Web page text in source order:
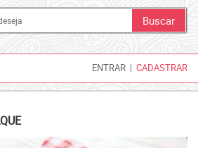
ENTRAR | CADASTRAR